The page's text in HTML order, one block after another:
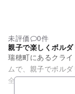
未評価
0件
親子で楽しくボル
瑞穂町にあるクラ
ムで、親子でボル
全身を使って登っ
登る思考力も養わ